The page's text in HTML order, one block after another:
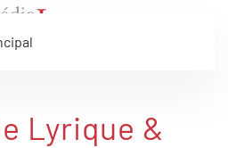
Lyrique &